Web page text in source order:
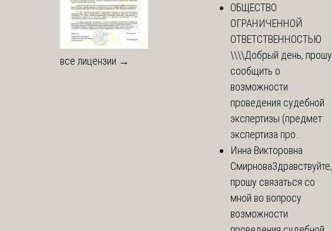
все лицензии →
ОБЩЕСТВО
ОГРАНИЧЕННОЙ
ОТВЕТСТВЕННОСТЬЮ
\\\\Добрый день, прошу
сообщить о
возможности
проведения судебной
экспертизы (предмет:
экспертиза про...
Инна Викторовна
СмирноваЗдравствуйте,
прошу связаться со
мной во вопросу
возможности